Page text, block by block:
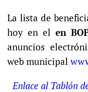
La lista de
hoy en elen
anuncios
web municipal
Enlace al Tablón